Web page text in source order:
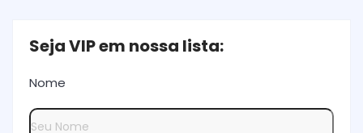
Seja VIP em nossa lista:
Nome